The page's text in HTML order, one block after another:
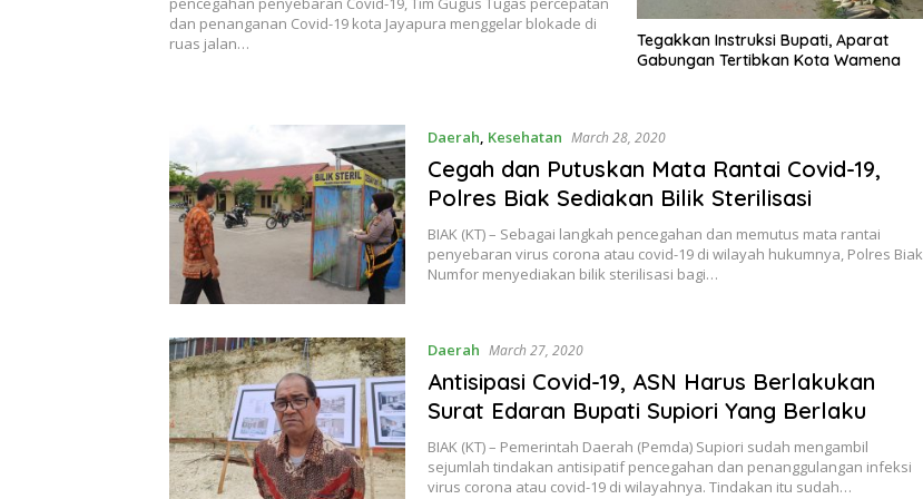
dan penanganan Covid-19 kota Jayapura menggelar blokade di
ruas jalan…
Tegakkan Instruksi Bupati, Aparat
Gabungan Tertibkan Kota Wamena
Daerah, Kesehatan March 28, 2020
Cegah dan Putuskan Mata Rantai Covid-19,
Polres Biak Sediakan Bilik Sterilisasi
BIAK (KT) – Sebagai langkah pencegahan dan memutus mata rantai
penyebaran virus corona atau covid-19 di wilayah hukumnya, Polres Biak
Numfor menyediakan bilik sterilisasi bagi…
Daerah March 27, 2020
Antisipasi Covid-19, ASN Harus Berlakukan
Surat Edaran Bupati Supiori Yang Berlaku
BIAK (KT) – Pemerintah Daerah (Pemda) Supiori sudah mengambil
sejumlah tindakan antisipatif pencegahan dan penanggulangan infeksi
virus corona atau covid-19 di wilayahnya. Tindakan itu sudah…